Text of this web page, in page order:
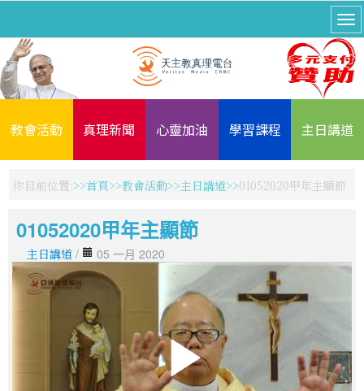
教會活動 真理新聞 心靈加油 學習課程 主日講道
你目前位置: 首頁 教會活動 主日講道 01052020甲年主顯節
01052020甲年主顯節
主日講道 / 05 一月 2020